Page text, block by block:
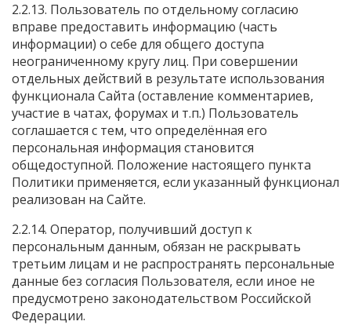
2.2.13. Пользователь по отдельному согласию
вправе предоставить информацию (часть
информации) о себе для общего доступа
неограниченному кругу лиц. При совершении
отдельных действий в результате использования
функционала Сайта (оставление комментариев,
участие в чатах, форумах и т.п.) Пользователь
соглашается с тем, что определённая его
персональная информация становится
общедоступной. Положение настоящего пункта
Политики применяется, если указанный функционал
реализован на Сайте.
2.2.14. Оператор, получивший доступ к
персональным данным, обязан не раскрывать
третьим лицам и не распространять персональные
данные без согласия Пользователя, если иное не
предусмотрено законодательством Российской
Федерации.